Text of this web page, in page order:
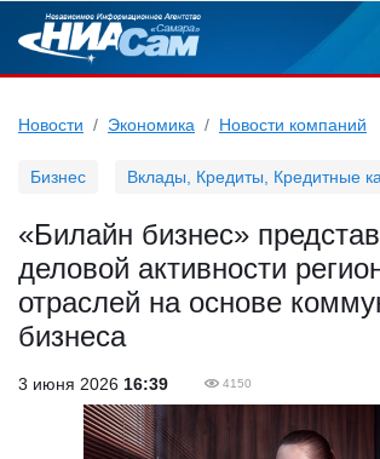
Новости Экономика Новости компаний
Бизнес Вклады, Кредиты, Кредитные
«Билайн бизнес»
деловой активности
отраслей на основе
бизнеса
3 июня 2026 16:39 4150